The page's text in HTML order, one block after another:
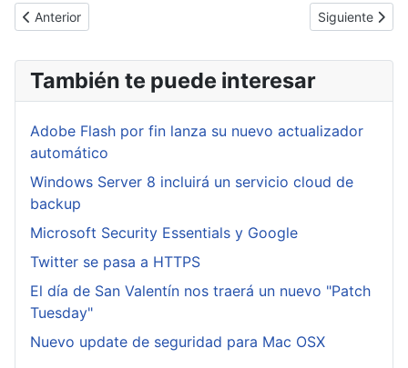
Artículo anterior: Detectado un backdoor en uno de los espejos
Anterior Artículo
Siguiente
También te puede interesar
Adobe Flash por fin lanza su nuevo actualizador
automático
Windows Server 8 incluirá un servicio cloud de
backup
Microsoft Security Essentials y Google
Twitter se pasa a HTTPS
El día de San Valentín nos traerá un nuevo "Patch
Tuesday"
Nuevo update de seguridad para Mac OSX